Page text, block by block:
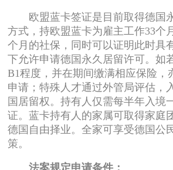
欧盟蓝卡签证是目前取得德国
方式，持欧盟蓝卡为雇主工作33个
个月的社保，同时可以证明此时具
下允许申请德国永久居留许可。如
B1程度，并在期间缴满相应保险，
申请；特殊人才通过外管局评估，
国居留权。持有人仅需每半年入境
证。蓝卡持有人的家属可取得家庭
德国自由择业。全家可享受德国公
策。
法案规定申请条件：